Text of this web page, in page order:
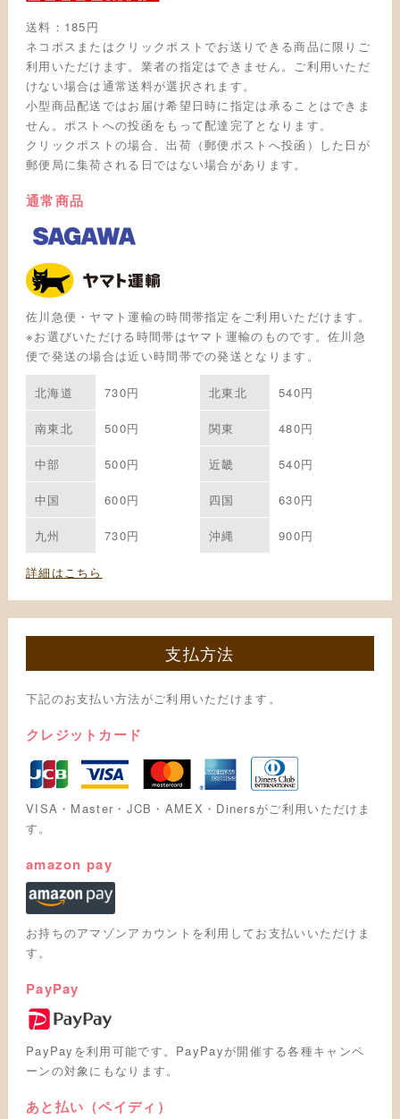
送料：185円
ネコポスまたはクリックポストでお送りできる商品に限りご
利用いただけます。業者の指定はできません。ご利用いただ
けない場合は通常送料が選択されます。
小型商品配送ではお届け希望日時に指定は承ることはできま
せん。ポストへの投函をもって配達完了となります。
クリックポストの場合、出荷（郵便ポストへ投函）した日が
郵便局に集荷される日ではない場合があります。
通常商品
佐川急便・ヤマト運輸の時間帯指定をご利用いただけます。
※お選びいただける時間帯はヤマト運輸のものです。佐川急
便で発送の場合は近い時間帯での発送となります。
北海道 730円 北東北 540円
南東北 500円 関東 480円
中部 500円 近畿 540円
中国 600円 四国 630円
九州 730円 沖縄 900円
詳細はこちら
支払方法
下記のお支払い方法がご利用いただけます。
クレジットカード
VISA・Master・JCB・AMEX・Dinersがご利用いただけま
す。
amazon pay
お持ちのアマゾンアカウントを利用してお支払いいただけま
す。
PayPay
PayPayを利用可能です。PayPayが開催する各種キャンペ
ーンの対象にもなります。
あと払い（ペイディ）